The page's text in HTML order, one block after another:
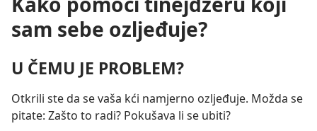
sam sebe ozljeđuje?
U ČEMU JE PROBLEM?
Otkrili ste da se vaša kći namjerno ozljeđuje. Možda se
pitate: Zašto to radi? Pokušava li se ubiti?